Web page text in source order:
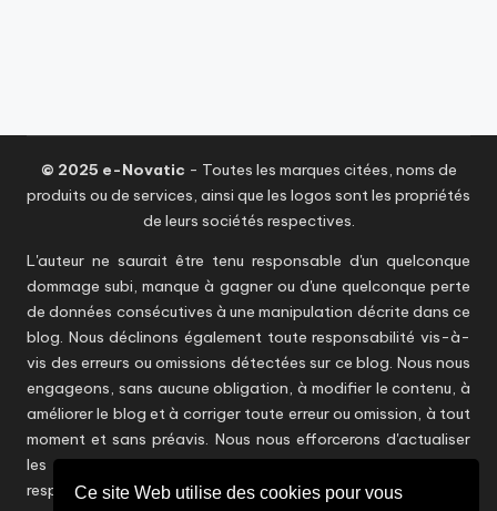
© 2025 e-Novatic - Toutes les marques citées, noms de
produits ou de services, ainsi que les logos sont les propriétés
de leurs sociétés respectives.
L'auteur ne saurait être tenu responsable d'un quelconque
dommage subi, manque à gagner ou d'une quelconque perte
de données consécutives à une manipulation décrite dans ce
blog. Nous déclinons également toute responsabilité vis-à-
vis des erreurs ou omissions détectées sur ce blog. Nous nous
engageons, sans aucune obligation, à modifier le contenu, à
améliorer le blog et à corriger toute erreur ou omission, à tout
moment et sans préavis. Nous nous efforcerons d'actualiser
les informations en temps utile sans toutefois être
responsables d'éventuelles inexactitudes. Les points de vue
Ce site Web utilise des cookies pour vous